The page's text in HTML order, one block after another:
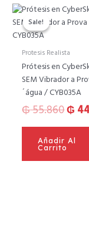
Sale!
Sale!
Protesis Realista
Prótesis en
SEM Vibrador a
´água / CYB035A
₲55.860
El
era:
₲
₲
Añadir Al
Carrito